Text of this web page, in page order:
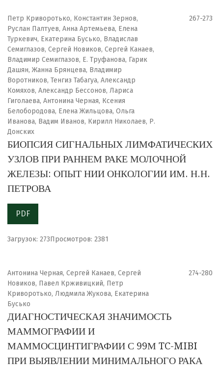
Петр Криворотько, Константин Зернов,
Руслан Палтуев, Анна Артемьева, Елена
Туркевич, Екатерина Бусько, Владислав
Семиглазов, Сергей Новиков, Сергей Канаев,
Владимир Семиглазов, Е. Труфанова, Гарик
Дашян, Жанна Брянцева, Владимир
Воротников, Тенгиз Табагуа, Александр
Комяхов, Александр Бессонов, Лариса
Гиголаева, Антонина Черная, Ксения
Белобородова, Елена Жильцова, Ольга
Иванова, Вадим Иванов, Кирилл Николаев, Р.
Донских
267-273
БИОПСИЯ СИГНАЛЬНЫХ ЛИМФАТИЧЕСКИХ
УЗЛОВ ПРИ РАННЕМ РАКЕ МОЛОЧНОЙ
ЖЕЛЕЗЫ: ОПЫТ НИИ ОНКОЛОГИИ ИМ. Н.Н.
ПЕТРОВА
PDF
Загрузок: 273Просмотров: 2381
Антонина Черная, Сергей Канаев, Сергей
Новиков, Павел Крживицкий, Петр
Криворотько, Людмила Жукова, Екатерина
Бусько
274-280
ДИАГНОСТИЧЕСКАЯ ЗНАЧИМОСТЬ
МАММОГРАФИИ И
МАММОСЦИНТИГРАФИИ С 99М TC-MIBI
ПРИ ВЫЯВЛЕНИИ МИНИМАЛЬНОГО РАКА